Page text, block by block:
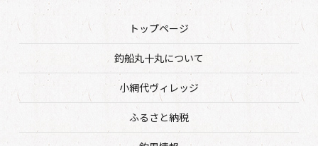
ン
トップページ
釣船丸十丸について
小網代ヴィレッジ
ふるさと納税